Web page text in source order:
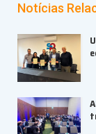
Notícias